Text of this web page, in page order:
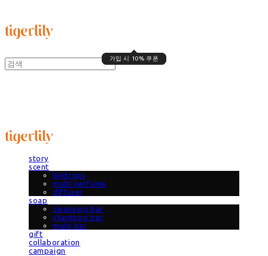
가입 시 10% 쿠폰
가입 시 10% 쿠폰
story
scent
lilydrops
multi perfume
diffuser
soap
cleansing bar
shampoo bar
multi bar
gift
collaboration
campaign